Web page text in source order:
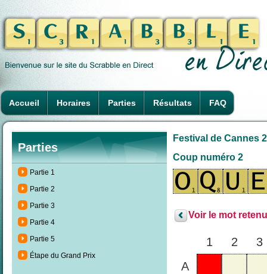
Accueil Horaires Parties Résultats FAQ
Parties
Partie 1
Partie 2
Partie 3
Partie 4
Partie 5
Étape du Grand Prix
Festival de Cannes
Coup numéro 2
Voir le mot
1 2
3
A